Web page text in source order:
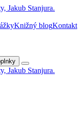
Knižný blogKontakt